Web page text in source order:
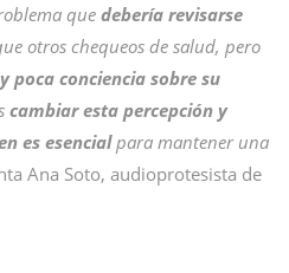
quedebería revisarse
otros chequeos de salud, pero
poca conciencia sobre su
cambiar esta percepción y
es esencialpara mantener una
Ana Soto, audioprotesista de